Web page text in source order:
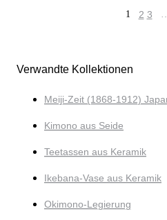
1 2 3
Verwandte Kollektionen
Meiji-Zeit (1868-1912)
Kimono aus Seide
Teetassen aus Keramik
Ikebana-Vase aus Keramik
Okimono-Legierung